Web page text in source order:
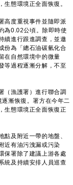
態環境正全面恢復。
度重視事件並隨即派
為0.02公頃。除即時使
續進行跟進調查，並邀
份為「總石油碳氫化合
在自然環境中的微量
等過程逐漸分解，不至
漁護署）進行聯合調
漸恢復。署方在今年二
生態環境正全面恢復正
及附近一帶的地盤、
近有油污洩漏或污染
保署除了建議上游各處
統及持續安排人員巡查